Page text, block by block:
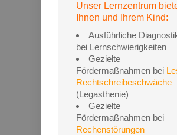
Unser Lernzentrum
Ihnen und Ihrem Kind:
Ausführliche
bei Lernschwierigkeiten
Gezielte
Fördermaßnahmen bei
Rechtschreibeschwäche
(Legasthenie)
Gezielte
Fördermaßnahmen bei
Rechenstörungen